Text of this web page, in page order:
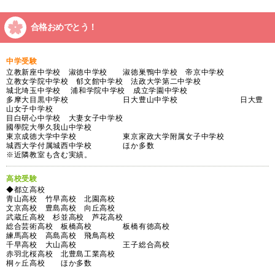
合格おめでとう！
中学受験
立教新座中学校 淑徳中学校 淑徳巣鴨中学校 帝京中学校
立教女学院中学校 郁文館中学校 法政大学第二中学校
城北埼玉中学校 浦和学院中学校 成立学園中学校
多摩大目黒中学校 日大豊山中学校 日大豊
山女子中学校
目白研心中学校 大妻女子中学校
國學院大學久我山中学校
東京成徳大学中学校 東京家政大学附属女子中学校
城西大学付属城西中学校 ほか多数
※近隣教室も含む実績。
高校受験
◆都立高校
青山高校 竹早高校 北園高校
文京高校 豊島高校 向丘高校
武蔵丘高校 杉並高校 芦花高校
総合芸術高校 板橋高校 板橋有徳高校
練馬高校 高島高校 飛鳥高校
千早高校 大山高校 王子総合高校
赤羽北桜高校 北豊島工業高校
桐ヶ丘高校 ほか多数